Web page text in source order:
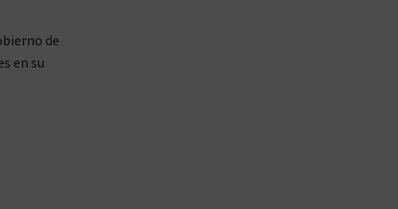
de
en su